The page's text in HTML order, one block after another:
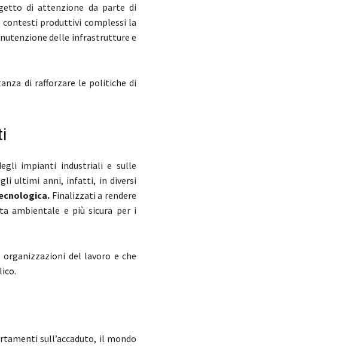
di attenzione da parte di
produttivi complessi la
delle infrastrutture e
di rafforzare le politiche di
impianti industriali e sulle
ultimi anni, infatti, in diversi
Finalizzati a rendere
ambientale e più sicura per i
del lavoro e che
sull’accaduto, il mondo